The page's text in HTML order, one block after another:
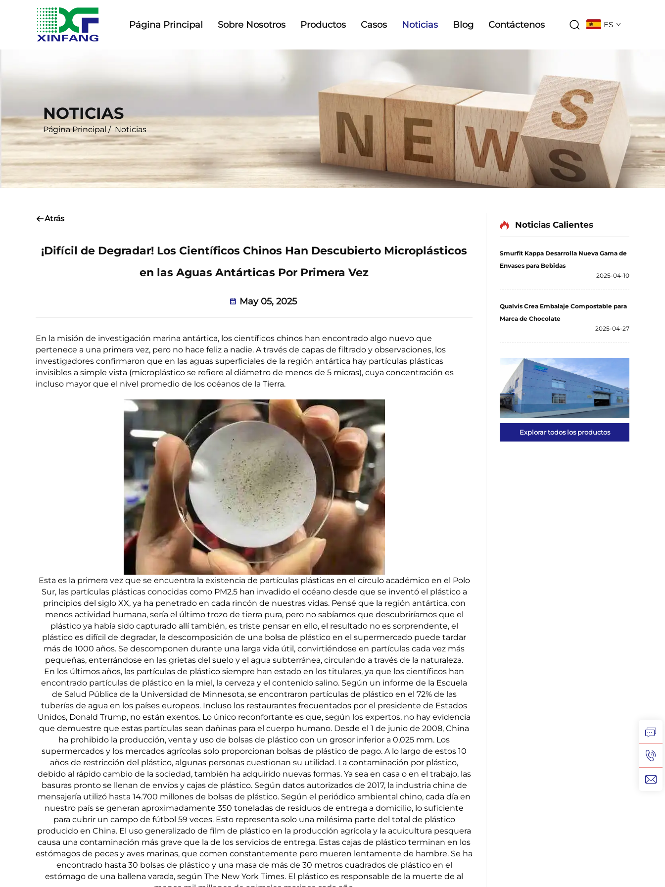
Página Principal Sobre Nosotros Productos Casos Noticias Blog Contáctenos ES
NOTICIAS
Página Principal / Noticias
Atrás
¡Difícil de Degradar! Los Científicos Chinos Han Descubierto Microplásticos
en las Aguas Antárticas Por Primera Vez
May 05, 2025
En la misión de investigación marina antártica, los científicos chinos han encontrado algo nuevo que
pertenece a una primera vez, pero no hace feliz a nadie. A través de capas de filtrado y observaciones, los
investigadores confirmaron que en las aguas superficiales de la región antártica hay partículas plásticas
invisibles a simple vista (microplástico se refiere al diámetro de menos de 5 micras), cuya concentración es
incluso mayor que el nivel promedio de los océanos de la Tierra.
Esta es la primera vez que se encuentra la existencia de partículas plásticas en el círculo académico en el Polo
Sur, las partículas plásticas conocidas como PM2.5 han invadido el océano desde que se inventó el plástico a
principios del siglo XX, ya ha penetrado en cada rincón de nuestras vidas. Pensé que la región antártica, con
menos actividad humana, sería el último trozo de tierra pura, pero no sabíamos que descubriríamos que el
plástico ya había sido capturado allí también, es triste pensar en ello, el resultado no es sorprendente, el
plástico es difícil de degradar, la descomposición de una bolsa de plástico en el supermercado puede tardar
más de 1000 años. Se descomponen durante una larga vida útil, convirtiéndose en partículas cada vez más
pequeñas, enterrándose en las grietas del suelo y el agua subterránea, circulando a través de la naturaleza.
En los últimos años, las partículas de plástico siempre han estado en los titulares, ya que los científicos han
encontrado partículas de plástico en la miel, la cerveza y el contenido salino. Según un informe de la Escuela
de Salud Pública de la Universidad de Minnesota, se encontraron partículas de plástico en el 72% de las
tuberías de agua en los países europeos. Incluso los restaurantes frecuentados por el presidente de Estados
Unidos, Donald Trump, no están exentos. Lo único reconfortante es que, según los expertos, no hay evidencia
que demuestre que estas partículas sean dañinas para el cuerpo humano. Desde el 1 de junio de 2008, China
ha prohibido la producción, venta y uso de bolsas de plástico con un grosor inferior a 0,025 mm. Los
supermercados y los mercados agrícolas solo proporcionan bolsas de plástico de pago. A lo largo de estos 10
años de restricción del plástico, algunas personas cuestionan su utilidad. La contaminación por plástico,
debido al rápido cambio de la sociedad, también ha adquirido nuevas formas. Ya sea en casa o en el trabajo, las
basuras pronto se llenan de envíos y cajas de plástico. Según datos autorizados de 2017, la industria china de
mensajería utilizó hasta 14.700 millones de bolsas de plástico. Según el periódico ambiental chino, cada día en
nuestro país se generan aproximadamente 350 toneladas de residuos de entrega a domicilio, lo suficiente
para cubrir un campo de fútbol 59 veces. Esto representa solo una milésima parte del total de plástico
producido en China. El uso generalizado de film de plástico en la producción agrícola y la acuicultura pesquera
causa una contaminación más grave que la de los servicios de entrega. Estas cajas de plástico terminan en los
estómagos de peces y aves marinas, que comen constantemente pero mueren lentamente de hambre. Se ha
encontrado hasta 30 bolsas de plástico y una masa de más de 30 metros cuadrados de plástico en el
estómago de una ballena varada, según The New York Times. El plástico es responsable de la muerte de al
Noticias Calientes
Smurfit Kappa Desarrolla Nueva Gama de
Envases para Bebidas
2025-04-10
Qualvis Crea Embalaje Compostable para
Marca de Chocolate
2025-04-27
Explorar todos los productos